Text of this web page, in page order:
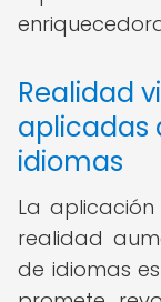
Realidad
aplicadas
idiomas
La
realidad
de idiomas